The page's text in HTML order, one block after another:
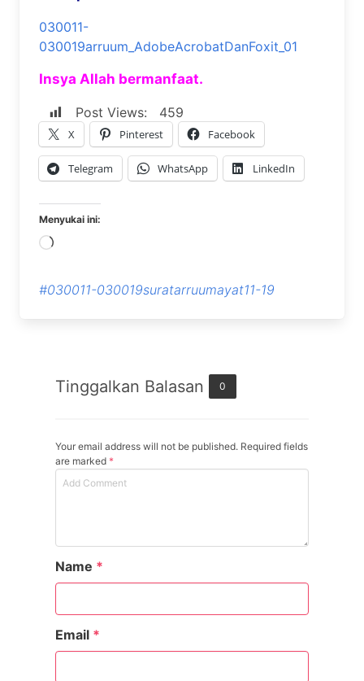
030011-
030019arruum_AdobeAcrobatDanFoxit_01
Insya Allah bermanfaat.
Post Views: 459
X Pinterest Facebook
Telegram WhatsApp LinkedIn
Menyukai ini:
Memuat...
#030011-030019suratarruumayat11-19
Tinggalkan Balasan 0
Your email address will not be published. Required fields
are marked *
Name *
Email *